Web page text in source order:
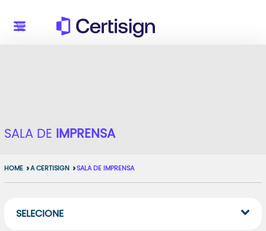
SALA DE IMPRENSA
HOME A CERTISIGN SALA DE IMPRENSA
SELECIONE